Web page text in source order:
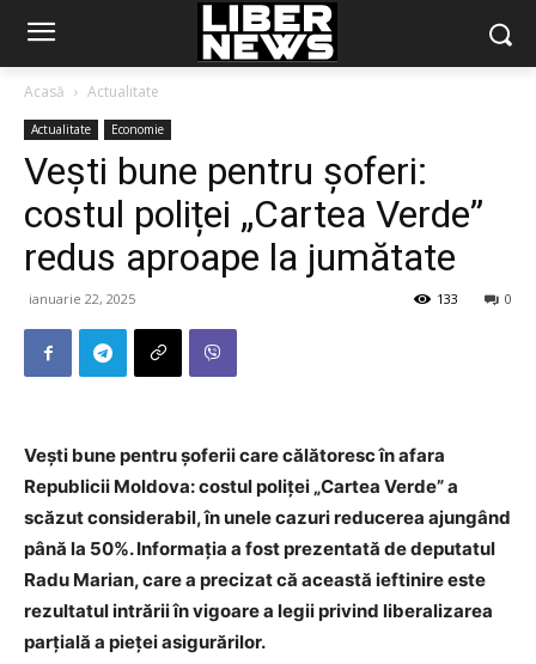
Acasă Actualitate
Actualitate Economie
Vești bune pentru șoferi:
costul poliței „Cartea Verde”
redus aproape la jumătate
ianuarie 22, 2025 0
133
Vești bune pentru șoferii care călătoresc în afara
Republicii Moldova: costul poliței „Cartea Verde” a
scăzut considerabil, în unele cazuri reducerea ajungând
până la 50%. Informația a fost prezentată de deputatul
Radu Marian, care a precizat că această ieftinire este
rezultatul intrării în vigoare a legii privind liberalizarea
parțială a pieței asigurărilor.